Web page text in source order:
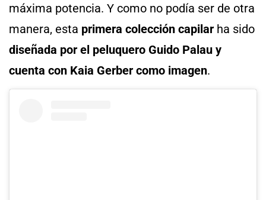
máxima potencia. Y como no podía ser de otra
manera, esta primera colección capilar ha sido
diseñada por el peluquero Guido Palau y
cuenta con Kaia Gerber como imagen.